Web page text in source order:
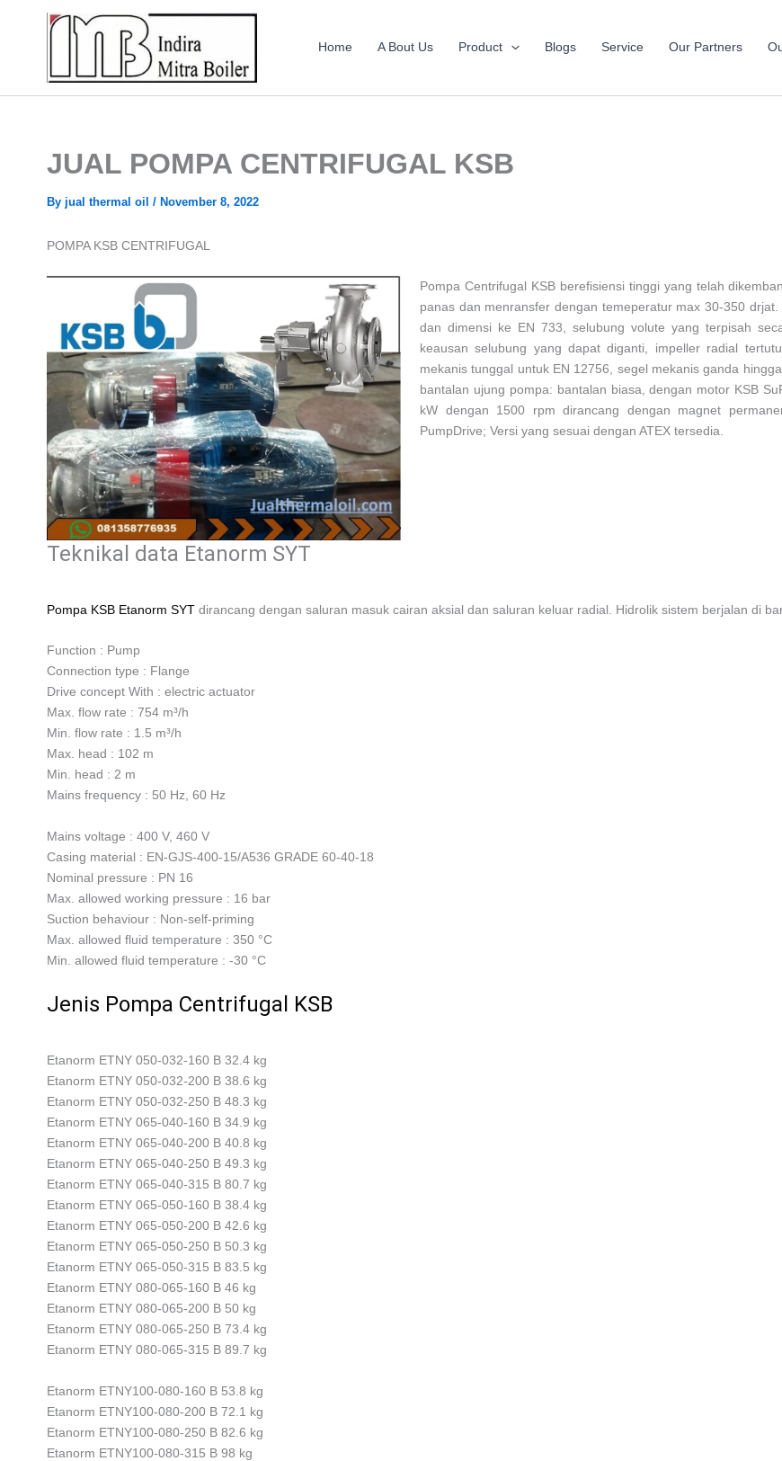
Home A Bout Us Product Blogs Service Our Partners
JUAL POMPA CENTRIFUGAL KSB
By jual thermal oil / November 8, 2022
POMPA KSB CENTRIFUGAL
Pompa Centrifugal KSB berefisiensi tinggi yang telah
panas dan menransfer dengan temeperatur max 30-350
dan dimensi ke EN 733, selubung volute yang terpisah
keausan selubung yang dapat diganti, impeller radial
mekanis tunggal untuk EN 12756, segel mekanis ganda
bantalan ujung pompa: bantalan biasa, dengan motor KSB
kW dengan 1500 rpm dirancang dengan magnet
PumpDrive; Versi yang sesuai dengan ATEX tersedia.
Teknikal data Etanorm SYT
Pompa KSB Etanorm SYT dirancang dengan saluran masuk cairan aksial dan saluran keluar radial. Hidrolik sistem berjalan di
Function : Pump
Connection type : Flange
Drive concept With : electric actuator
Max. flow rate : 754 m³/h
Min. flow rate : 1.5 m³/h
Max. head : 102 m
Min. head : 2 m
Mains frequency : 50 Hz, 60 Hz
Mains voltage : 400 V, 460 V
Casing material : EN-GJS-400-15/A536 GRADE 60-40-18
Nominal pressure : PN 16
Max. allowed working pressure : 16 bar
Suction behaviour : Non-self-priming
Max. allowed fluid temperature : 350 °C
Min. allowed fluid temperature : -30 °C
Jenis Pompa Centrifugal KSB
Etanorm ETNY 050-032-160 B 32.4 kg
Etanorm ETNY 050-032-200 B 38.6 kg
Etanorm ETNY 050-032-250 B 48.3 kg
Etanorm ETNY 065-040-160 B 34.9 kg
Etanorm ETNY 065-040-200 B 40.8 kg
Etanorm ETNY 065-040-250 B 49.3 kg
Etanorm ETNY 065-040-315 B 80.7 kg
Etanorm ETNY 065-050-160 B 38.4 kg
Etanorm ETNY 065-050-200 B 42.6 kg
Etanorm ETNY 065-050-250 B 50.3 kg
Etanorm ETNY 065-050-315 B 83.5 kg
Etanorm ETNY 080-065-160 B 46 kg
Etanorm ETNY 080-065-200 B 50 kg
Etanorm ETNY 080-065-250 B 73.4 kg
Etanorm ETNY 080-065-315 B 89.7 kg
Etanorm ETNY100-080-160 B 53.8 kg
Etanorm ETNY100-080-200 B 72.1 kg
Etanorm ETNY100-080-250 B 82.6 kg
Etanorm ETNY100-080-315 B 98 kg